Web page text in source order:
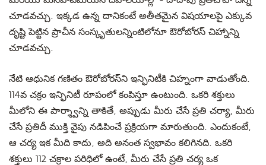
చూడవచ్చు. ఇక్కడ ఉన్న దానికంటే అతీతమైన విషయాలపై ఎక్కువ
దృష్టి పెట్టిన ప్రాచీన సంస్కృతులన్నింటిలోనూ ఔరోబోరస్ చిహ్నాన్ని
చూడవచ్చు.
నేటి ఆధునిక గణితం ఔరోబోరస్‍ని ఇన్ఫినిటీకి చిహ్నంగా వాడుతోంది.
114వ చక్రం ఇన్ఫినిటీ రూపంలో కంపిస్తూ ఉంటుంది. ఒకరి శక్తులు
మీలోని ఈ పార్శ్వాన్ని తాకితే, అప్పుడు మీరు చేసే ప్రతి చర్యా, మీరు
చేసే ప్రతిదీ ముక్తి వైపు నడిపించే ప్రక్రియగా మారుతుంది. ఎందుకంటే,
ఆ చర్య ఇక మీది కాదు, అది అనంత స్వభావం కలిగినది. ఒకరి
శక్తులు 112 చక్రాల పరిధిలో ఉంటే, మీరు చేసే ప్రతి చర్య ఒక